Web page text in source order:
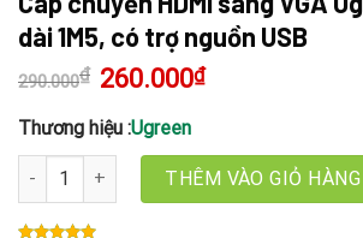
dài 1M5, có trợ nguồn USB
290.000₫ Giá
gốc
290.000₫.
260.000₫Giá
hiện
Thương hiệu :Ugreen
Cáp chuyển HDMI sang VGA Ugreen
THÊM VÀO GIỎ HÀNG